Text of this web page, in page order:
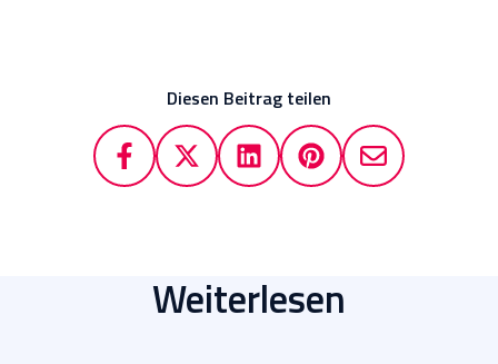
Diesen Beitrag teilen
Weiterlesen